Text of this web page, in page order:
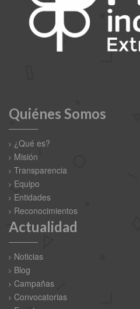
Quiénes Somos
¿Qué es?
Misión
Transparencia
Equipo
Entidades
Reconocimientos
Actualidad
Noticias
Blog
Campañas
Convocatorias